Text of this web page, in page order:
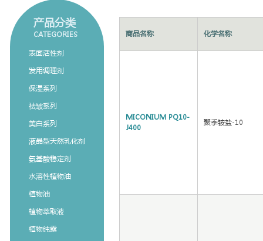
产品分类
CATEGORIES
表面活性剂
发用调理剂
保湿系列
祛皱系列
美白系列
液晶型天然乳化剂
氨基酸稳定剂
水溶性植物油
植物油
植物萃取液
植物纯露
商品名称 化学名称
MICONIUM PQ10-
J400
聚季铵盐-10